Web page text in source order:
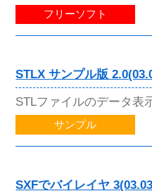
フリーソフト
STLX サンプル版
STLファイルのデータ表
サンプル
SXFでバイレイヤ